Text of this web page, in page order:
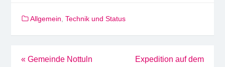
Allgemein Technik und Status
Beitragsnavigation
«Gemeinde Nottuln
Expedition auf dem